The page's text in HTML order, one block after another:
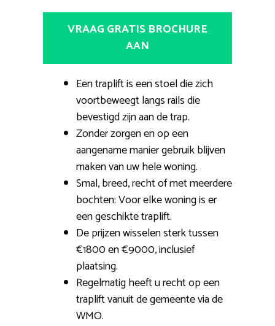
VRAAG GRATIS BROCHURE
AAN
Een traplift is een stoel die zich
voortbeweegt langs rails die
bevestigd zijn aan de trap.
Zonder zorgen en op een
aangename manier gebruik blijven
maken van uw hele woning.
Smal, breed, recht of met meerdere
bochten: Voor elke woning is er
een geschikte traplift.
De prijzen wisselen sterk tussen
€1800 en €9000, inclusief
plaatsing.
Regelmatig heeft u recht op een
traplift vanuit de gemeente via de
WMO.